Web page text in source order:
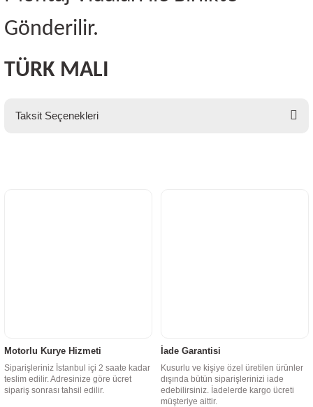
Gönderilir.
TÜRK MALI
Taksit Seçenekleri
Motorlu Kurye Hizmeti
Siparişleriniz İstanbul içi 2 saate kadar
teslim edilir. Adresinize göre ücret
sipariş sonrası tahsil edilir.
İade Garantisi
Kusurlu ve kişiye özel üretilen ürünler
dışında bütün siparişlerinizi iade
edebilirsiniz. İadelerde kargo ücreti
müşteriye aittir.